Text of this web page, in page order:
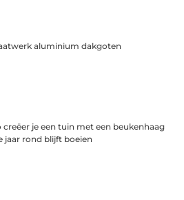
aluminium dakgoten
creëer je een tuin met een beukenhaag
jaar rond blijft boeien